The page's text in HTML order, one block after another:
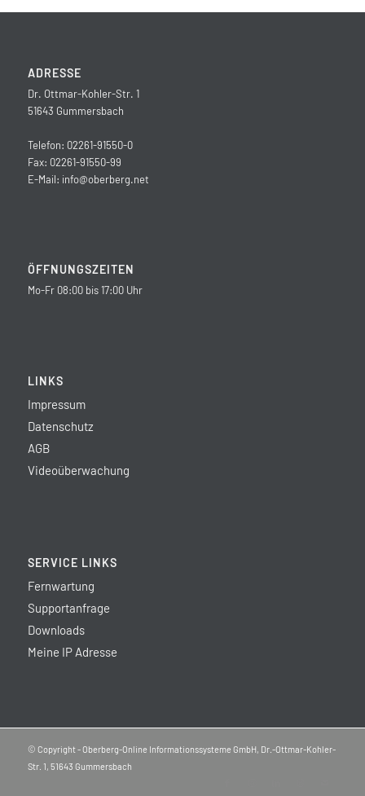
ADRESSE
Dr. Ottmar-Kohler-Str. 1
51643 Gummersbach
Telefon: 02261-91550-0
Fax: 02261-91550-99
E-Mail: info@oberberg.net
ÖFFNUNGSZEITEN
Mo-Fr 08:00 bis 17:00 Uhr
LINKS
Impressum
Datenschutz
AGB
Videoüberwachung
SERVICE LINKS
Fernwartung
Supportanfrage
Downloads
Meine IP Adresse
© Copyright - Oberberg-Online Informationssysteme GmbH, Dr.-Ottmar-Kohler-
Str. 1, 51643 Gummersbach